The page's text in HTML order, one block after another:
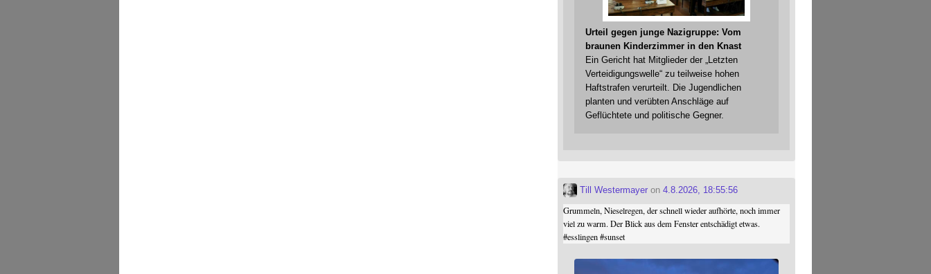
Urteil gegen junge Nazigruppe: Vom
braunen Kinderzimmer in den Knast
Ein Gericht hat Mitglieder der „Letzten
Verteidigungswelle“ zu teilweise hohen
Haftstrafen verurteilt. Die Jugendlichen
planten und verübten Anschläge auf
Geflüchtete und politische Gegner.
Till Westermayer on4.8.2026, 18:55:56
Grummeln, Nieselregen, der schnell wieder aufhörte, noch immer
viel zu warm. Der Blick aus dem Fenster entschädigt etwas.
#esslingen #sunset